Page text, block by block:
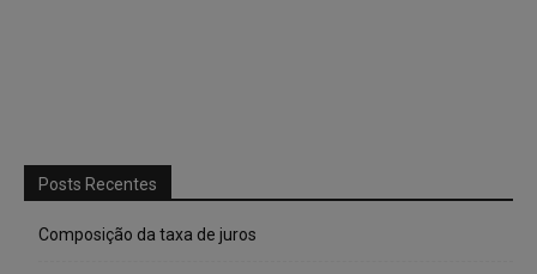
Posts Recentes
Composição da taxa de juros